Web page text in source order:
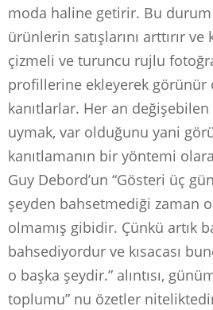
moda haline getirir. Bu
ürünlerin satışlarını arttırır ve
çizmeli ve turuncu rujlu
profillerine ekleyerek görünür
kanıtlarlar. Her an değişebilen
uymak, var olduğunu yani
kanıtlamanın bir yöntemi
Guy Debord’un “Gösteri üç
şeyden bahsetmediği zaman
olmamış gibidir. Çünkü artık
bahsediyordur ve kısacası
o başka şeydir.” alıntısı,
toplumu” nu özetler